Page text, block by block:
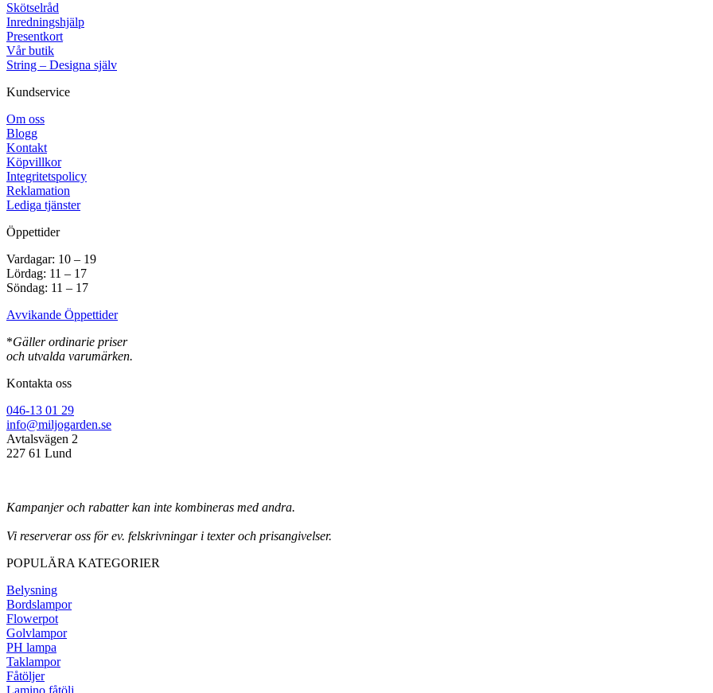
Skötselråd
Inredningshjälp
Presentkort
Vår butik
String – Designa själv
Kundservice
Om oss
Blogg
Kontakt
Köpvillkor
Integritetspolicy
Reklamation
Lediga tjänster
Öppettider
Vardagar: 10 – 19
Lördag: 11 – 17
Söndag: 11 – 17
Avvikande Öppettider
*Gäller ordinarie priser
och utvalda varumärken.
Kontakta oss
046-13 01 29
info@miljogarden.se
Avtalsvägen 2
227 61 Lund
Kampanjer och rabatter kan inte kombineras med andra.
Vi reserverar oss för ev. felskrivningar i texter och prisangivelser.
POPULÄRA KATEGORIER
Belysning
Bordslampor
Flowerpot
Golvlampor
PH lampa
Taklampor
Fåtöljer
Lamino fåtölj